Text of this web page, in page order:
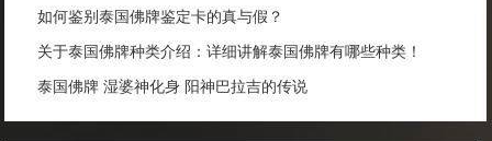
如何鉴别泰国佛牌鉴定卡的真与假？
关于泰国佛牌种类介绍：详细讲解泰国佛牌有哪些种类！
泰国佛牌 湿婆神化身 阳神巴拉吉的传说